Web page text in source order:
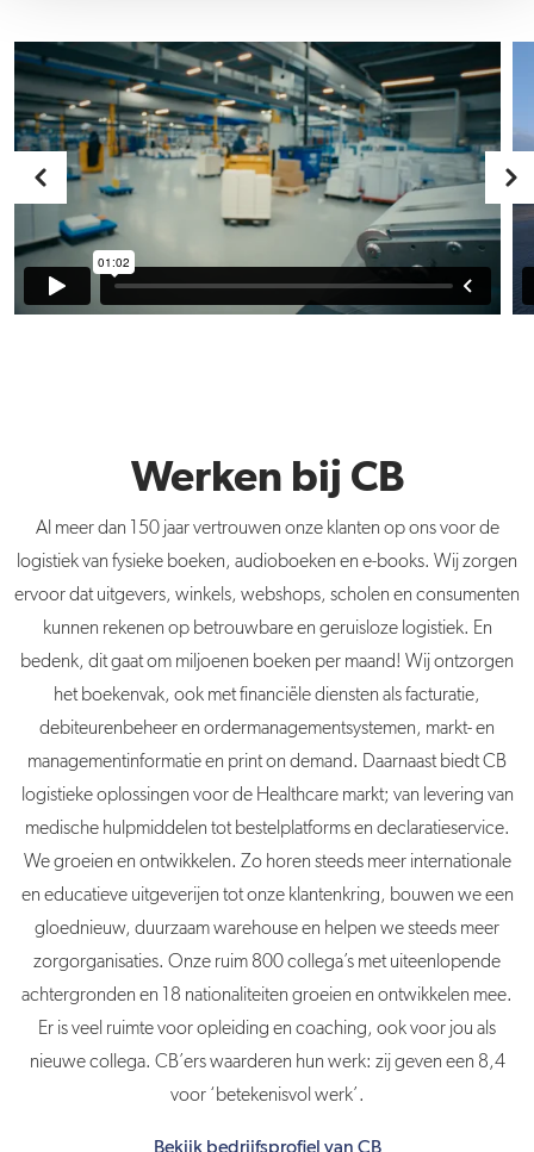
Werken bij CB
Al meer dan 150 jaar vertrouwen onze klanten op ons voor de
logistiek van fysieke boeken, audioboeken en e-books. Wij zorgen
ervoor dat uitgevers, winkels, webshops, scholen en consumenten
kunnen rekenen op betrouwbare en geruisloze logistiek. En
bedenk, dit gaat om miljoenen boeken per maand! Wij ontzorgen
het boekenvak, ook met financiële diensten als facturatie,
debiteurenbeheer en ordermanagementsystemen, markt- en
managementinformatie en print on demand. Daarnaast biedt CB
logistieke oplossingen voor de Healthcare markt; van levering van
medische hulpmiddelen tot bestelplatforms en declaratieservice.
We groeien en ontwikkelen. Zo horen steeds meer internationale
en educatieve uitgeverijen tot onze klantenkring, bouwen we een
gloednieuw, duurzaam warehouse en helpen we steeds meer
zorgorganisaties. Onze ruim 800 collega’s met uiteenlopende
achtergronden en 18 nationaliteiten groeien en ontwikkelen mee.
Er is veel ruimte voor opleiding en coaching, ook voor jou als
nieuwe collega. CB’ers waarderen hun werk: zij geven een 8,4
voor ‘betekenisvol werk’.
Bekijk bedrijfsprofiel van CB